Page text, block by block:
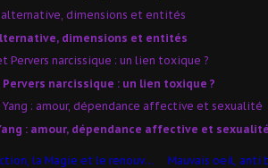
dimensions et entités
narcissique : un lien toxique ?
: amour, dépendance affective et
Les cycles de destruction, la Magie et le renouveau : pourquoi tout a une fin et un début